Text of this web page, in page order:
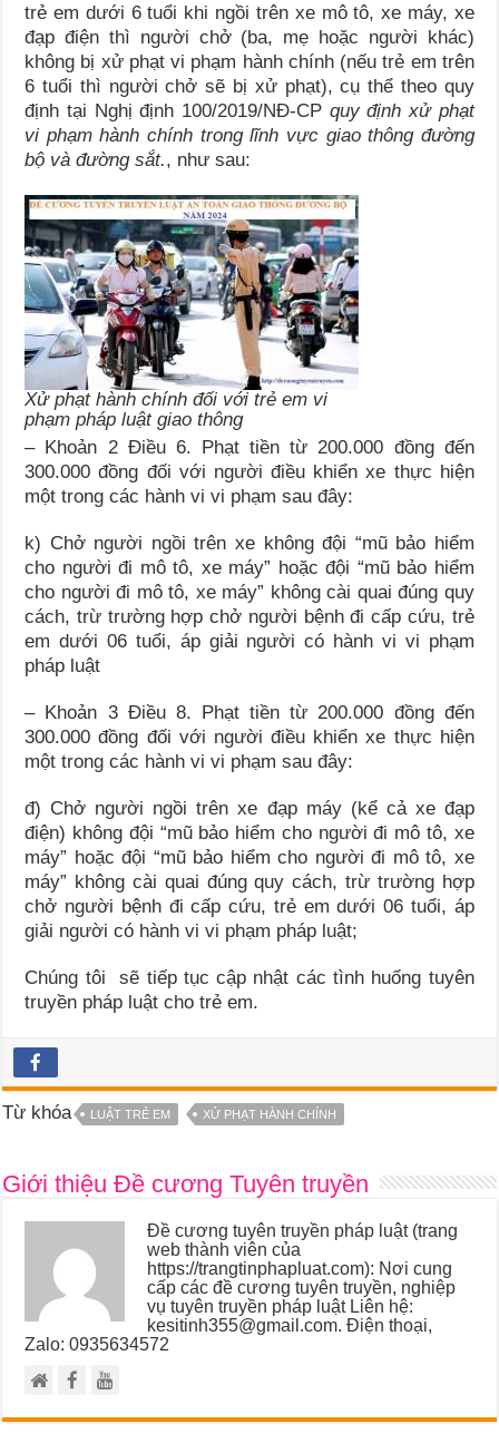
trẻ em dưới 6 tuổi khi ngồi trên xe mô tô, xe máy, xe
đạp điện thì người chở (ba, mẹ hoặc người khác)
không bị xử phạt vi phạm hành chính (nếu trẻ em trên
6 tuổi thì người chở sẽ bị xử phạt), cụ thể theo quy
định tại Nghị định 100/2019/NĐ-CP quy định xử phạt
vi phạm hành chính trong lĩnh vực giao thông đường
bộ và đường sắt., như sau:
Xử phạt hành chính đối với trẻ em vi
phạm pháp luật giao thông
– Khoản 2 Điều 6. Phạt tiền từ 200.000 đồng đến
300.000 đồng đối với người điều khiển xe thực hiện
một trong các hành vi vi phạm sau đây:
k) Chở người ngồi trên xe không đội “mũ bảo hiểm
cho người đi mô tô, xe máy” hoặc đội “mũ bảo hiểm
cho người đi mô tô, xe máy” không cài quai đúng quy
cách, trừ trường hợp chở người bệnh đi cấp cứu, trẻ
em dưới 06 tuổi, áp giải người có hành vi vi phạm
pháp luật
– Khoản 3 Điều 8. Phạt tiền từ 200.000 đồng đến
300.000 đồng đối với người điều khiển xe thực hiện
một trong các hành vi vi phạm sau đây:
đ) Chở người ngồi trên xe đạp máy (kể cả xe đạp
điện) không đội “mũ bảo hiểm cho người đi mô tô, xe
máy” hoặc đội “mũ bảo hiểm cho người đi mô tô, xe
máy” không cài quai đúng quy cách, trừ trường hợp
chở người bệnh đi cấp cứu, trẻ em dưới 06 tuổi, áp
giải người có hành vi vi phạm pháp luật;
Chúng tôi sẽ tiếp tục cập nhật các tình huống tuyên
truyền pháp luật cho trẻ em.
Từ khóa LUẬT TRẺ EM XỬ PHẠT HÀNH CHÍNH
Giới thiệu Đề cương Tuyên truyền
Đề cương tuyên truyền pháp luật (trang
web thành viên của
https://trangtinphapluat.com): Nơi cung
cấp các đề cương tuyên truyền, nghiệp
vụ tuyên truyền pháp luật Liên hệ:
kesitinh355@gmail.com. Điện thoại,
Zalo: 0935634572